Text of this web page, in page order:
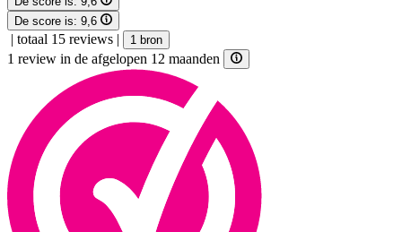
De score is: 9,6
| totaal 15 reviews | 1 bron
1 review in de afgelopen 12 maanden